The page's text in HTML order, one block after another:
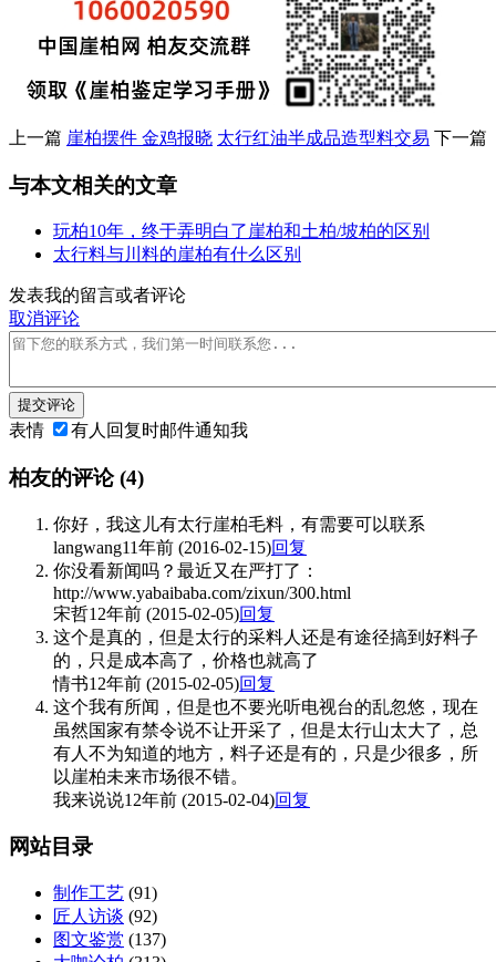
上一篇 崖柏摆件 金鸡报晓 太行红油半成品造型料交易 下一篇
与本文相关的文章
玩柏10年，终于弄明白了崖柏和土柏/坡柏的区别
太行料与川料的崖柏有什么区别
发表我的留言或者评论
取消评论
提交评论
表情 有人回复时邮件通知我
柏友的评论(4)
你好，我这儿有太行崖柏毛料，有需要可以联系
langwang11年前 (2016-02-15)回复
你没看新闻吗？最近又在严打了：
http://www.yabaibaba.com/zixun/300.html
宋哲12年前 (2015-02-05)回复
这个是真的，但是太行的采料人还是有途径搞到好料子
的，只是成本高了，价格也就高了
情书12年前 (2015-02-05)回复
这个我有所闻，但是也不要光听电视台的乱忽悠，现在
虽然国家有禁令说不让开采了，但是太行山太大了，总
有人不为知道的地方，料子还是有的，只是少很多，所
以崖柏未来市场很不错。
我来说说12年前 (2015-02-04)回复
网站目录
制作工艺 (91)
匠人访谈 (92)
图文鉴赏 (137)